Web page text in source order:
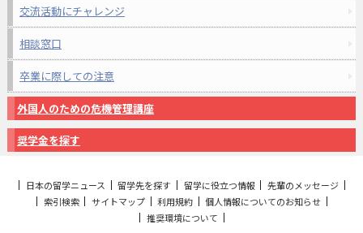
交流活動にチャレンジ
相談窓口
卒業に際しての注意
外国人のための危機管理講座
奨学金を探す
日本の留学ニュース 留学先を探す 留学に役立つ情報
先輩のメッセージ
索引検索
サイトマップ 利用規約
個人情報についてのお知らせ
推奨環境について